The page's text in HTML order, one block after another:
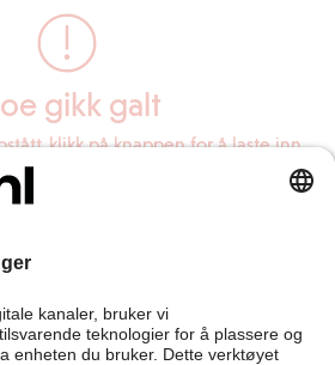
gikk galt
klikk på knappen for å laste inn
siden på nytt.